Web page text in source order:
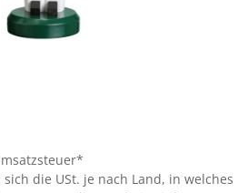
die USt. je nach Land, in welches